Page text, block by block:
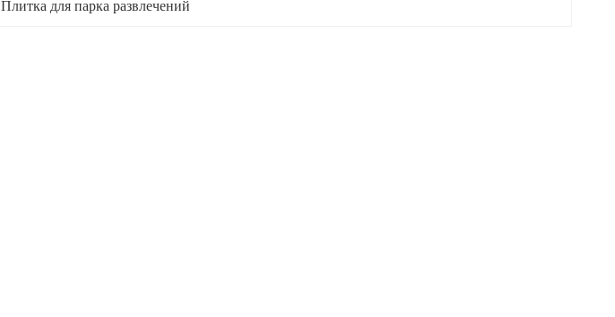
Плитка для парка развлечений